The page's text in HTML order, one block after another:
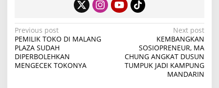
P
o
s
Previous post
PEMILIK TOKO DI MALANG
PLAZA SUDAH
DIPERBOLEHKAN
MENGECEK TOKONYA
Next post
KEMBANGKAN
SOSIOPRENEUR, MA
CHUNG ANGKAT DUSUN
TUMPUK JADI KAMPUNG
MANDARIN